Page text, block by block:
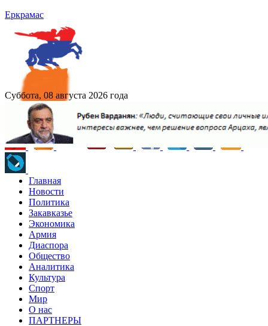
Еркрамас
Суббота, 08 августа 2026 года
Главная
Новости
Политика
Закавказье
Экономика
Армия
Диаспора
Общество
Аналитика
Культура
Спорт
Мир
О нас
ПАРТНЕРЫ